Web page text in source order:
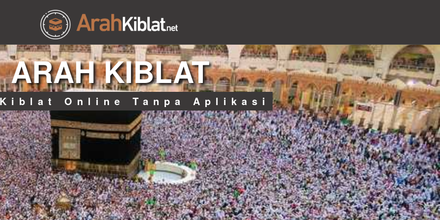
ARAH KIBLAT
Online Tanpa Aplikasi